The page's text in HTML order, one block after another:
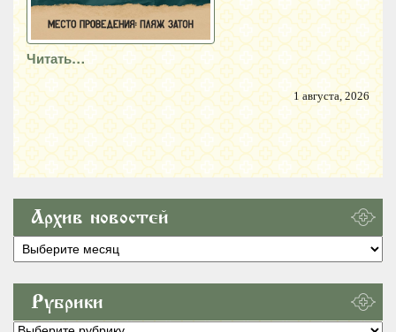
Читать…
1 августа, 2026
Архив новостей
Архив
новостей
Рубрики